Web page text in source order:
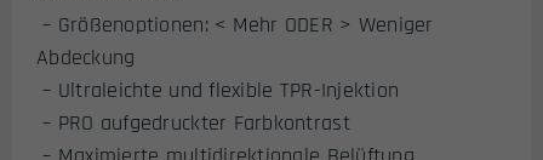
– Größenoptionen: < Mehr ODER > Weniger
Abdeckung
– Ultraleichte und flexible TPR-Injektion
– PRO aufgedruckter Farbkontrast